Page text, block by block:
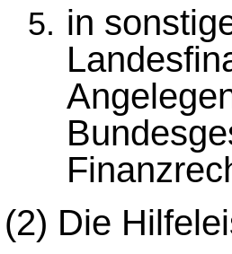
in
(2) Die